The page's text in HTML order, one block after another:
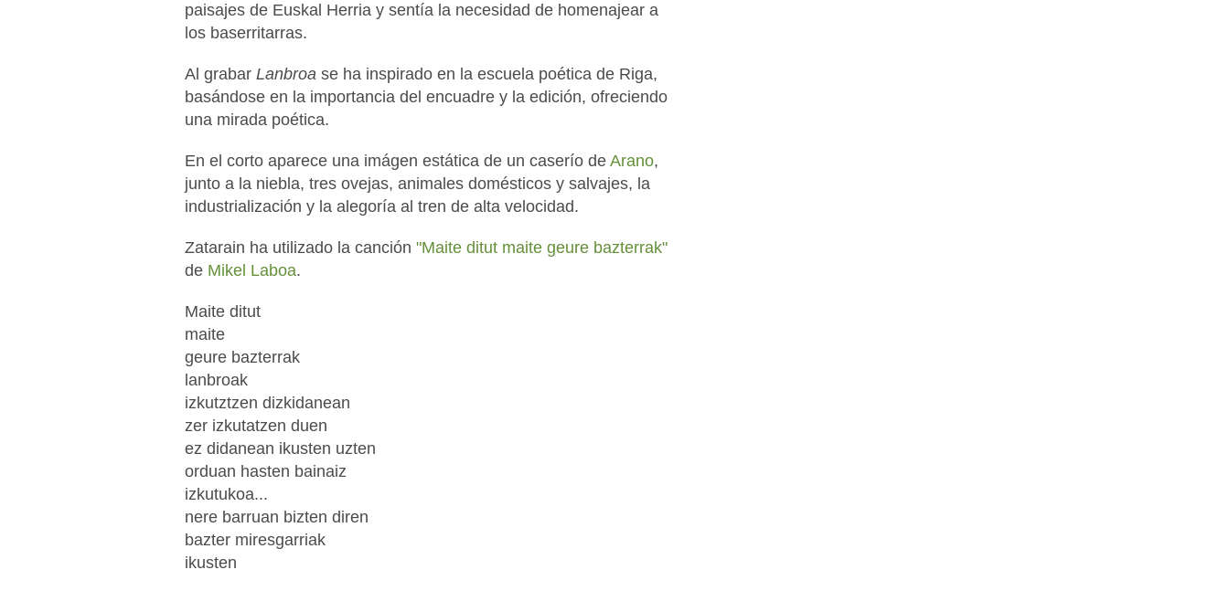
paisajes de Euskal Herria y sentía la necesidad de homenajear a
los baserritarras.
Al grabar Lanbroa se ha inspirado en la escuela poética de Riga,
basándose en la importancia del encuadre y la edición, ofreciendo
una mirada poética.
En el corto aparece una imágen estática de un caserío de Arano,
junto a la niebla, tres ovejas, animales domésticos y salvajes, la
industrialización y la alegoría al tren de alta velocidad.
Zatarain ha utilizado la canción "Maite ditut maite geure bazterrak"
de Mikel Laboa.
Maite ditut
maite
geure bazterrak
lanbroak
izkutztzen dizkidanean
zer izkutatzen duen
ez didanean ikusten uzten
orduan hasten bainaiz
izkutukoa...
nere barruan bizten diren
bazter miresgarriak
ikusten